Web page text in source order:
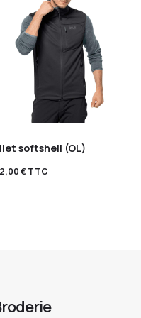
softshell (OL)
€TTC